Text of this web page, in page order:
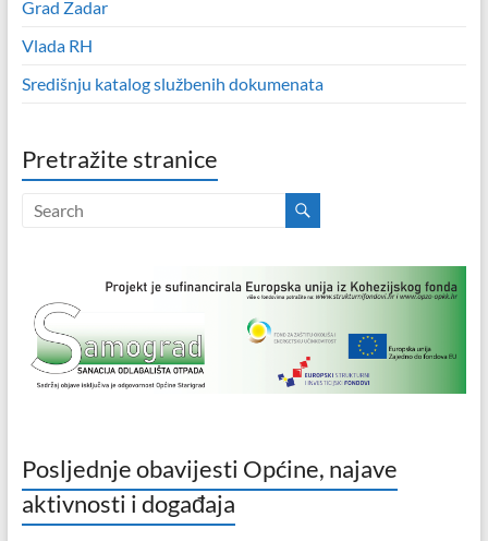
Grad Zadar
Vlada RH
Središnju katalog službenih dokumenata
Pretražite stranice
Posljednje obavijesti Općine, najave
aktivnosti i događaja